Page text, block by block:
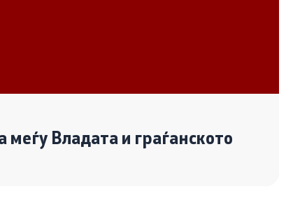
меѓу Владата и граѓанското